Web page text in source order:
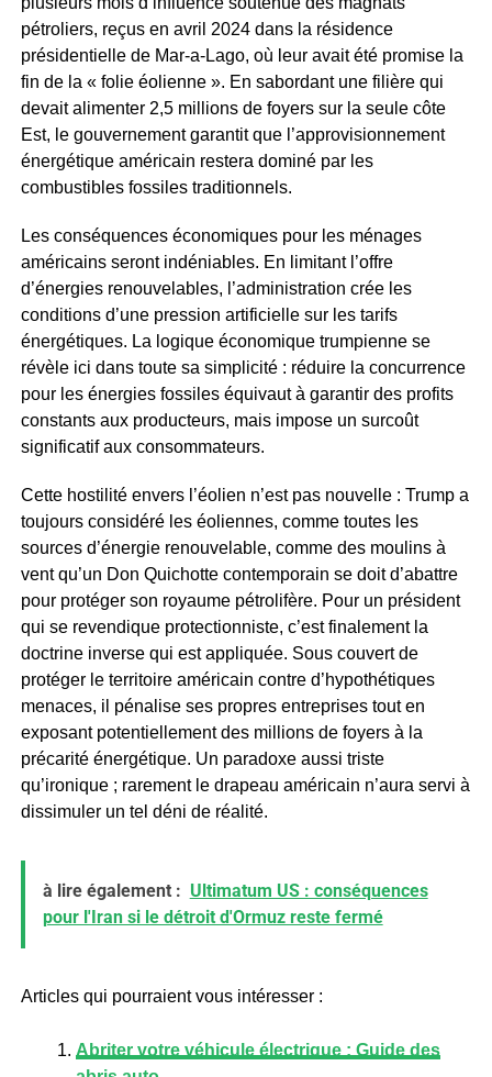
pétroliers, reçus en avril 2024 dans la résidence
présidentielle de Mar-a-Lago, où leur avait été promise la
fin de la « folie éolienne ». En sabordant une filière qui
devait alimenter 2,5 millions de foyers sur la seule côte
Est, le gouvernement garantit que l’approvisionnement
énergétique américain restera dominé par les
combustibles fossiles traditionnels.
Les conséquences économiques pour les ménages
américains seront indéniables. En limitant l’offre
d’énergies renouvelables, l’administration crée les
conditions d’une pression artificielle sur les tarifs
énergétiques. La logique économique trumpienne se
révèle ici dans toute sa simplicité : réduire la concurrence
pour les énergies fossiles équivaut à garantir des profits
constants aux producteurs, mais impose un surcoût
significatif aux consommateurs.
Cette hostilité envers l’éolien n’est pas nouvelle : Trump a
toujours considéré les éoliennes, comme toutes les
sources d’énergie renouvelable, comme des moulins à
vent qu’un Don Quichotte contemporain se doit d’abattre
pour protéger son royaume pétrolifère. Pour un président
qui se revendique protectionniste, c’est finalement la
doctrine inverse qui est appliquée. Sous couvert de
protéger le territoire américain contre d’hypothétiques
menaces, il pénalise ses propres entreprises tout en
exposant potentiellement des millions de foyers à la
précarité énergétique. Un paradoxe aussi triste
qu’ironique ; rarement le drapeau américain n’aura servi à
dissimuler un tel déni de réalité.
à lire également : Ultimatum US : conséquences
pour l'Iran si le détroit d'Ormuz reste fermé
Articles qui pourraient vous intéresser :
Abriter votre véhicule électrique : Guide des